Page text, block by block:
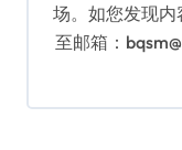
场。如您发现
至邮箱：